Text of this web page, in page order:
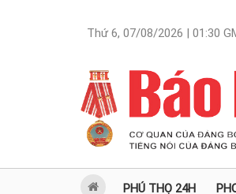
Thứ 6, 07/08/2026 | 01:30
PHÚ THỌ 24H